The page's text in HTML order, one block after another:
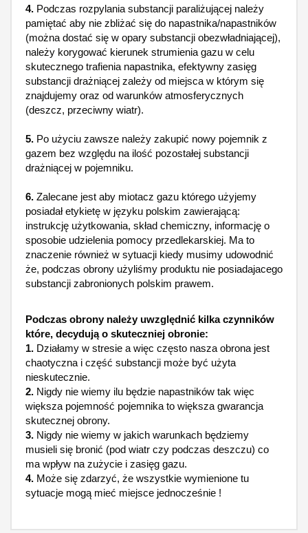
4. Podczas rozpylania substancji paraliżującej należy
pamiętać aby nie zbliżać się do napastnika/napastników
(można dostać się w opary substancji obezwładniającej),
należy korygować kierunek strumienia gazu w celu
skutecznego trafienia napastnika, efektywny zasięg
substancji drażniącej zależy od miejsca w którym się
znajdujemy oraz od warunków atmosferycznych
(deszcz, przeciwny wiatr).
5. Po użyciu zawsze należy zakupić nowy pojemnik z
gazem bez względu na ilość pozostałej substancji
drażniącej w pojemniku.
6. Zalecane jest aby miotacz gazu którego użyjemy
posiadał etykietę w języku polskim zawierającą:
instrukcję użytkowania, skład chemiczny, informację o
sposobie udzielenia pomocy przedlekarskiej. Ma to
znaczenie również w sytuacji kiedy musimy udowodnić
że, podczas obrony użyliśmy produktu nie posiadajacego
substancji zabronionych polskim prawem.
Podczas obrony należy uwzględnić kilka czynników
które, decydują o skuteczniej obronie:
1. Działamy w stresie a więc często nasza obrona jest
chaotyczna i część substancji może być użyta
nieskutecznie.
2. Nigdy nie wiemy ilu będzie napastników tak więc
większa pojemność pojemnika to większa gwarancja
skutecznej obrony.
3. Nigdy nie wiemy w jakich warunkach będziemy
musieli się bronić (pod wiatr czy podczas deszczu) co
ma wpływ na zużycie i zasięg gazu.
4. Może się zdarzyć, że wszystkie wymienione tu
sytuacje mogą mieć miejsce jednocześnie !